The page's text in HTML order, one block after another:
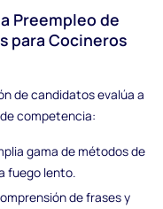
Preempleo de
para Cocineros
de candidatos evalúa a
competencia:
gama de métodos de
fuego lento.
de frases y